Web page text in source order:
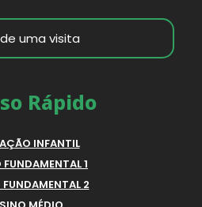
uma visita
Rápido
INFANTIL
FUNDAMENTAL 1
FUNDAMENTAL 2